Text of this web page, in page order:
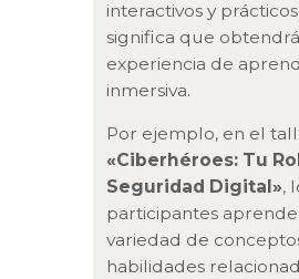
interactivos y
significa que
experiencia de
inmersiva.
Por ejemplo, en el
«Ciberhéroes: Tu
Seguridad Digital»,
participantes
variedad de
habilidades